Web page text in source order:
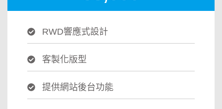
RWD響應式設計
客製化版型
提供網站後台功能